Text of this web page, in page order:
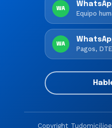
WA
Equipo
WA
Pagos,
Copyright